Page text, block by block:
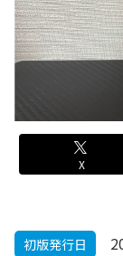
X
初版発行日